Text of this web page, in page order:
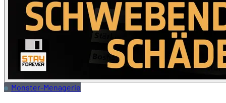
Monster-Menagerie